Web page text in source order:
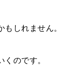
しれません。
のです。